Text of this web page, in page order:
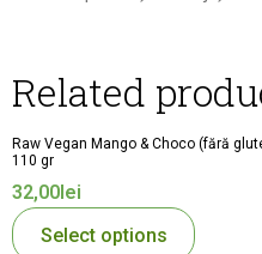
Related
Raw Vegan Mango & Choco (fără
110 gr
32,00lei
Select options